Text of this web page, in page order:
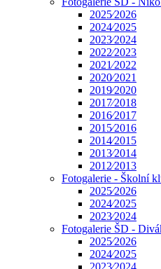
2025⁄2026
2024⁄2025
2023⁄2024
2022⁄2023
2021⁄2022
2020⁄2021
2019⁄2020
2017⁄2018
2016⁄2017
2015⁄2016
2014⁄2015
2013⁄2014
2012⁄2013
Fotogalerie - Školní
2025⁄2026
2024⁄2025
2023⁄2024
Fotogalerie ŠD -
2025⁄2026
2024⁄2025
2023⁄2024